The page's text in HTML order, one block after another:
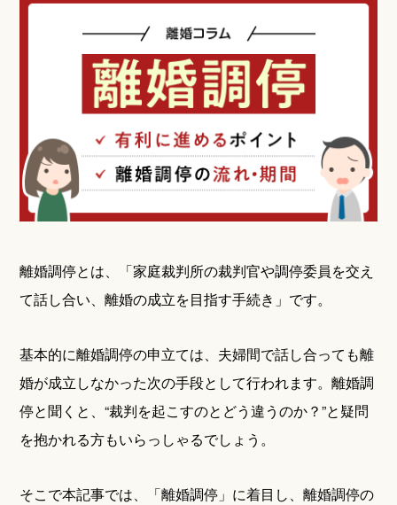
離婚調停とは、「家庭裁判所の裁判官や調停委員を交え
て話し合い、離婚の成立を目指す手続き」です。
基本的に離婚調停の申立ては、夫婦間で話し合っても離
婚が成立しなかった次の手段として行われます。離婚調
停と聞くと、“裁判を起こすのとどう違うのか？”と疑問
を抱かれる方もいらっしゃるでしょう。
そこで本記事では、「離婚調停」に着目し、離婚調停の